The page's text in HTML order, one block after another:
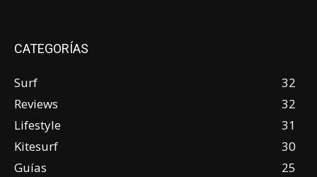
CATEGORÍAS
Surf
32
Reviews
32
Lifestyle
31
Kitesurf
30
Guías
25